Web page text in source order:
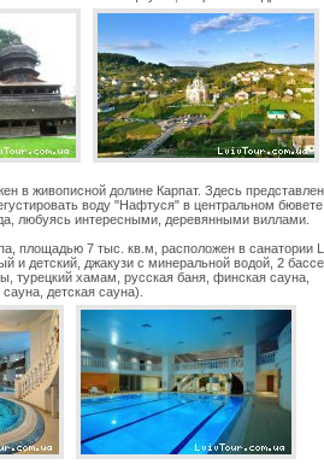
в живописной долине Карпат. Здесь
воду "Нафтуся" в центральном бювете
любуясь интересными, деревянными виллами.
площадью 7 тыс. кв.м, расположен в санатории
и детский, джакузи с минеральной водой, 2
турецкий хамам, русская баня, финская сауна,
детская сауна).